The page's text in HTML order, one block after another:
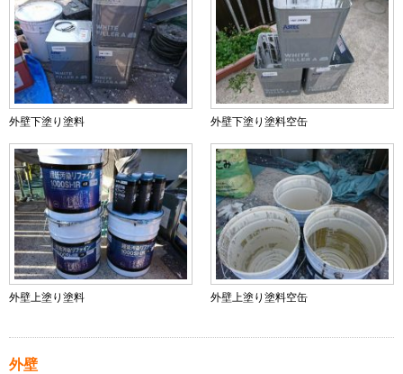
外壁下塗り塗料 外壁下塗り塗料空缶
外壁上塗り塗料 外壁上塗り塗料空缶
外壁